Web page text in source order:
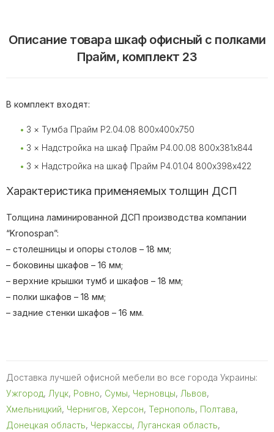
Описание товара шкаф офисный с полками
Прайм, комплект 23
В комплект входят:
3 × Тумба Прайм P2.04.08 800х400х750
3 × Надстройка на шкаф Прайм P4.00.08 800х381х844
3 × Надстройка на шкаф Прайм P4.01.04 800х398х422
Характеристика применяемых толщин ДСП
Толщина ламинированной ДСП производства компании
“Kronospan”:
– столешницы и опоры столов – 18 мм;
– боковины шкафов – 16 мм;
– верхние крышки тумб и шкафов – 18 мм;
– полки шкафов – 18 мм;
– задние стенки шкафов – 16 мм.
Доставка лучшей офисной мебели во все города Украины:
Ужгород, Луцк, Ровно, Сумы, Черновцы, Львов,
Хмельницкий, Чернигов, Херсон, Тернополь, Полтава,
Донецкая область, Черкассы, Луганская область,